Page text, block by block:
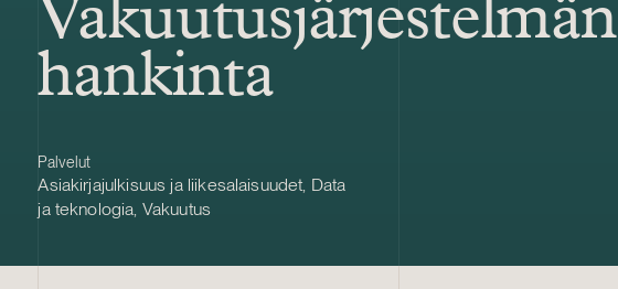
Vakuutusjärjestelmän
hankinta
Palvelut
Asiakirjajulkisuus ja liikesalaisuudet, Data
ja teknologia, Vakuutus